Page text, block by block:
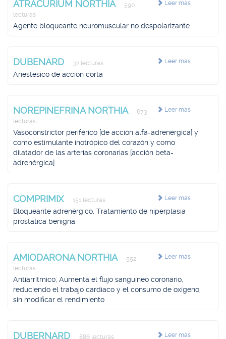
Leer más
ATRACURIUM NORTHIA
590
lecturas
Agente bloqueante neuromuscular no despolarizante
Leer más
DUBENARD 32 lecturas
Anestésico de acción corta
Leer más
NOREPINEFRINA NORTHIA
673
lecturas
Vasoconstrictor periférico [de acción alfa-adrenérgica] y
como estimulante inotrópico del corazón y como
dilatador de las arterias coronarias [acción beta-
adrenérgica]
Leer más
COMPRIMIX 151 lecturas
Bloqueante adrenérgico, Tratamiento de hiperplasia
prostática benigna
Leer más
AMIODARONA NORTHIA
552
lecturas
Antiarrítmico, Aumenta el flujo sanguíneo coronario,
reduciendo el trabajo cardíaco y el consumo de oxígeno,
sin modificar el rendimiento
Leer más
DUBERNARD 886 lecturas